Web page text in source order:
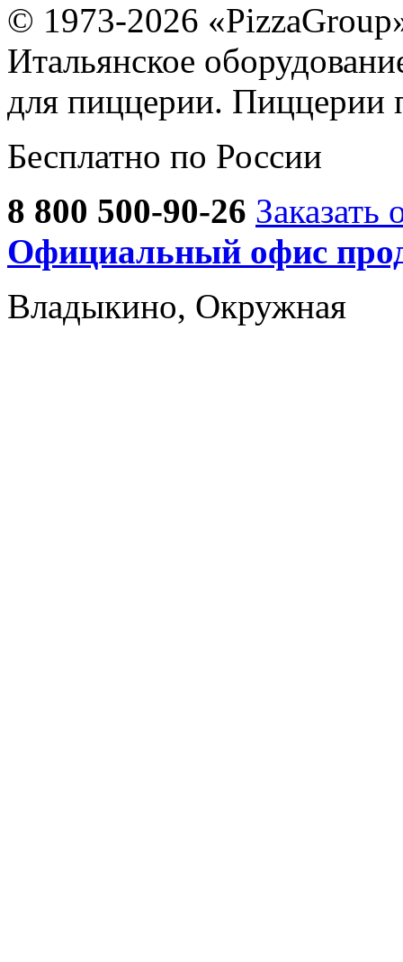
© 1973-2026
Итальянское
для пиццерии. Пиццерии
Бесплатно по России
8 800 500-90-26 Заказать
Официальный офис
Владыкино, Окружная